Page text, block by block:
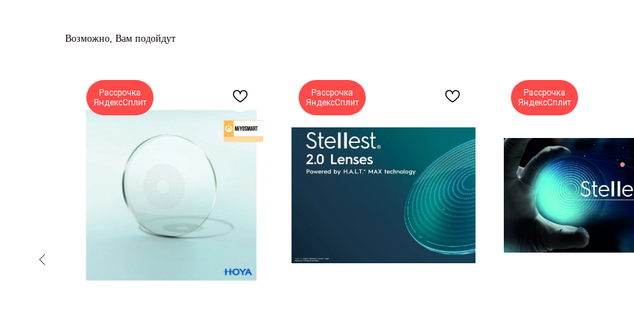
Возможно, Вам подойдут
Рассрочка
ЯндексСплит
Рассрочка
ЯндексСплит
Рассрочка
ЯндексСплит